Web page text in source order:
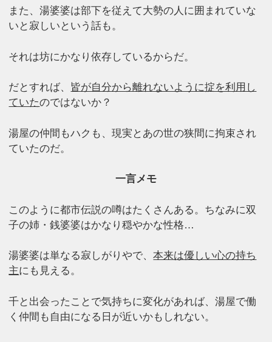
また、湯婆婆は部下を従えて大勢の人に囲まれていな
いと寂しいという話も。
それは坊にかなり依存しているからだ。
だとすれば、 皆が自分から離れないように掟を利用し
ていたのではないか？
湯屋の仲間もハクも、現実とあの世の狭間に拘束され
ていたのだ。
一言メモ
このように都市伝説の噂はたくさんある。ちなみに双
子の姉・銭婆婆はかなり穏やかな性格…
湯婆婆は単なる寂しがりやで、本来は優しい心の持ち
主にも見える。
千と出会ったことで気持ちに変化があれば、湯屋で働
く仲間も自由になる日が近いかもしれない。